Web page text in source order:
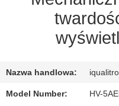
PRIVACY
Nazwa handlowa:
Model Number: HV-